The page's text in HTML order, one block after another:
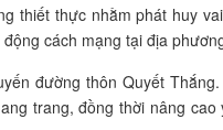
thiết thực nhằm phát huy
cách mạng tại địa
đường thôn Quyết
trang, đồng thời nâng